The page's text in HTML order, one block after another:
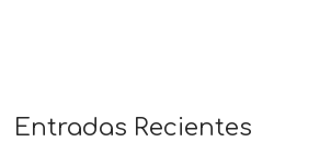
Entradas Recientes